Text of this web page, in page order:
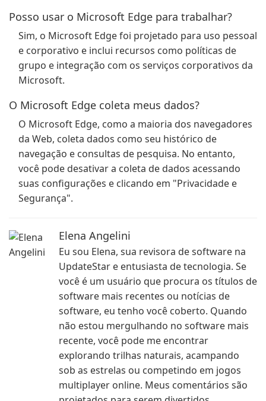
Posso usar o Microsoft Edge para trabalhar?
Sim, o Microsoft Edge foi projetado para uso pessoal
e corporativo e inclui recursos como políticas de
grupo e integração com os serviços corporativos da
Microsoft.
O Microsoft Edge coleta meus dados?
O Microsoft Edge, como a maioria dos navegadores
da Web, coleta dados como seu histórico de
navegação e consultas de pesquisa. No entanto,
você pode desativar a coleta de dados acessando
suas configurações e clicando em "Privacidade e
Segurança".
Elena Angelini
Eu sou Elena, sua revisora de software na
UpdateStar e entusiasta de tecnologia. Se
você é um usuário que procura os títulos de
software mais recentes ou notícias de
software, eu tenho você coberto. Quando
não estou mergulhando no software mais
recente, você pode me encontrar
explorando trilhas naturais, acampando
sob as estrelas ou competindo em jogos
multiplayer online. Meus comentários são